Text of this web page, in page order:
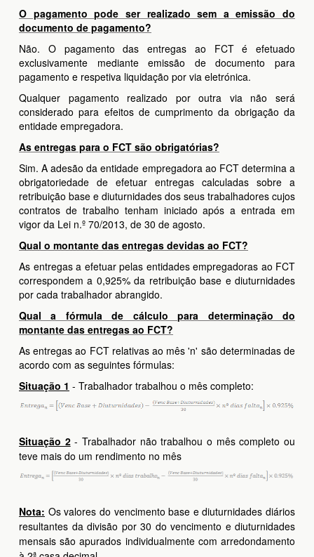
O pagamento pode ser realizado sem a emissão do
documento de pagamento?
Não. O pagamento das entregas ao FCT é efetuado
exclusivamente mediante emissão de documento para
pagamento e respetiva liquidação por via eletrónica.
Qualquer pagamento realizado por outra via não será
considerado para efeitos de cumprimento da obrigação da
entidade empregadora.
As entregas para o FCT são obrigatórias?
Sim. A adesão da entidade empregadora ao FCT determina a
obrigatoriedade de efetuar entregas calculadas sobre a
retribuição base e diuturnidades dos seus trabalhadores cujos
contratos de trabalho tenham iniciado após a entrada em
vigor da Lei n.º 70/2013, de 30 de agosto.
Qual o montante das entregas devidas ao FCT?
As entregas a efetuar pelas entidades empregadoras ao FCT
correspondem a 0,925% da retribuição base e diuturnidades
por cada trabalhador abrangido.
Qual a fórmula de cálculo para determinação do
montante das entregas ao FCT?
As entregas ao FCT relativas ao mês 'n' são determinadas de
acordo com as seguintes fórmulas:
Situação 1 - Trabalhador trabalhou o mês completo:
Situação 2- Trabalhador não trabalhou o mês completo ou
teve mais do um rendimento no mês
Nota: Os valores do vencimento base e diuturnidades diários
resultantes da divisão por 30 do vencimento e diuturnidades
mensais são apurados individualmente com arredondamento